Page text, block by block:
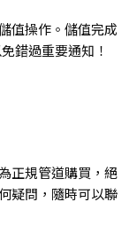
值操作。儲值完成
錯過重要通知！
正規管道購買，絕
疑問，隨時可以聯